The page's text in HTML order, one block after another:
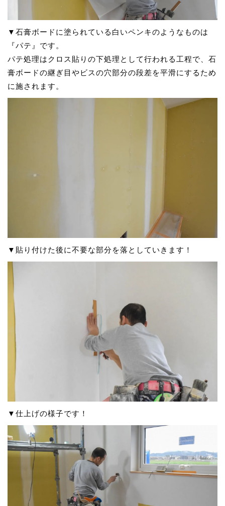
▼石膏ボードに塗られている白いペンキのようなものは
『パテ』です。
パテ処理はクロス貼りの下処理として行われる工程で、石
膏ボードの継ぎ目やビスの穴部分の段差を平滑にするため
に施されます。
▼貼り付けた後に不要な部分を落としていきます！
▼仕上げの様子です！